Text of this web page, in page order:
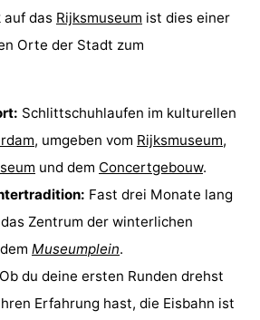
auf das Rijksmuseum ist dies einer
Orte der Stadt zum
Schlittschuhlaufen im kulturellen
, umgeben vom Rijksmuseum,
und dem Concertgebouw.
Fast drei Monate lang
Zentrum der winterlichen
Museumplein.
Ob du deine ersten Runden drehst
Erfahrung hast, die Eisbahn ist